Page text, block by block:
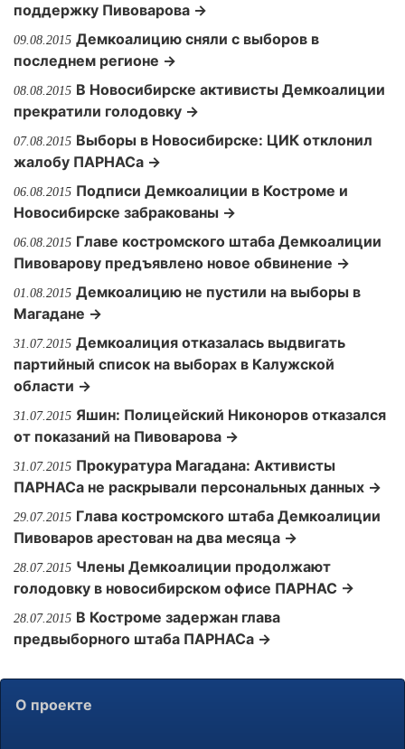
поддержку Пивоварова →
09.08.2015 Демкоалицию сняли с выборов в
последнем регионе →
08.08.2015 В Новосибирске активисты Демкоалиции
прекратили голодовку →
07.08.2015 Выборы в Новосибирске: ЦИК отклонил
жалобу ПАРНАСа →
06.08.2015 Подписи Демкоалиции в Костроме и
Новосибирске забракованы →
06.08.2015 Главе костромского штаба Демкоалиции
Пивоварову предъявлено новое обвинение →
01.08.2015 Демкоалицию не пустили на выборы в
Магадане →
31.07.2015 Демкоалиция отказалась выдвигать
партийный список на выборах в Калужской
области →
31.07.2015 Яшин: Полицейский Никоноров отказался
от показаний на Пивоварова →
31.07.2015 Прокуратура Магадана: Активисты
ПАРНАСа не раскрывали персональных данных →
29.07.2015 Глава костромского штаба Демкоалиции
Пивоваров арестован на два месяца →
28.07.2015 Члены Демкоалиции продолжают
голодовку в новосибирском офисе ПАРНАС →
28.07.2015 В Костроме задержан глава
предвыборного штаба ПАРНАСа →
О проекте